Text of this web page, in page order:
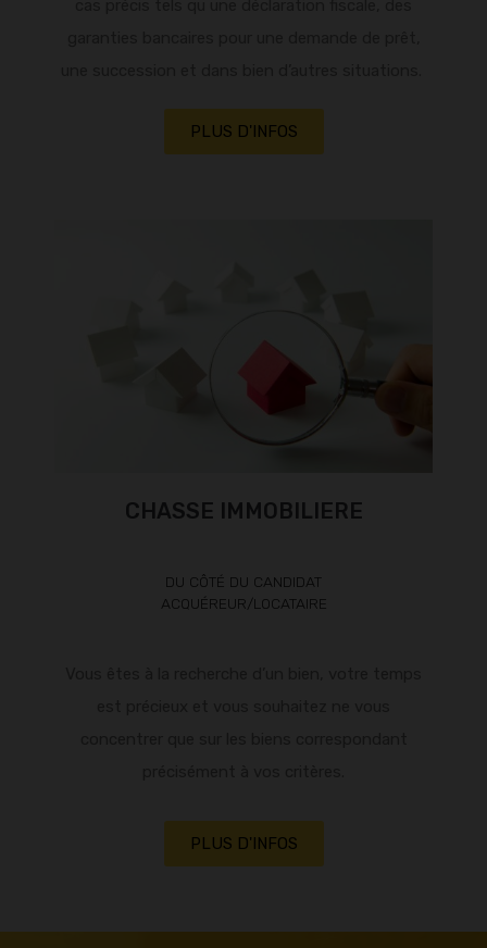
PLUS D'INFOS
CHASSE IMMOBILIERE
DU CÔTÉ DU CANDIDAT
ACQUÉREUR/LOCATAIRE
PLUS D'INFOS